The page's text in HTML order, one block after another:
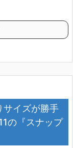
サイズが勝手
の『スナップ